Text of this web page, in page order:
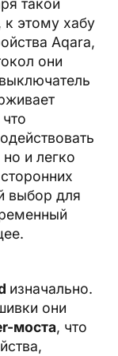
такой
к этому хабу
Aqara,
они
и легко
выбор для
изначально.
они
моста, что